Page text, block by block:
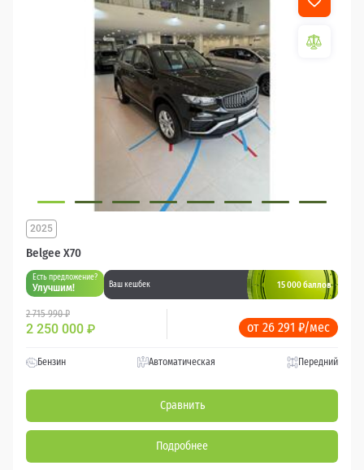
Belgee X70
2025
Есть предложение?
Улучшим! Ваш кешбек 15 000 баллов
2 715 990 ₽
2 250 000 ₽ от 26 291 ₽/мес
Бензин Автоматическая Передний
Сравнить
Подробнее